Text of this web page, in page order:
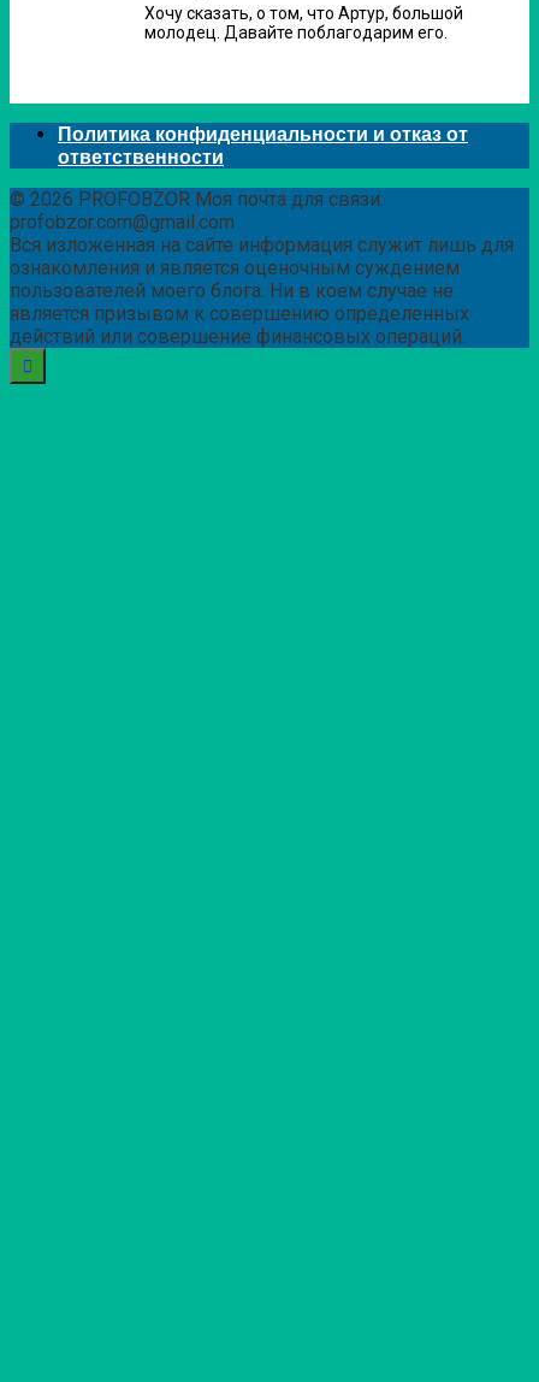
Хочу сказать, о том, что Артур, большой
молодец. Давайте поблагодарим его.
Политика конфиденциальности и отказ от
ответственности
© 2026 PROFOBZOR Моя почта для связи:
profobzor.com@gmail.com
Вся изложенная на сайте информация служит лишь для
ознакомления и является оценочным суждением
пользователей моего блога. Ни в коем случае не
является призывом к совершению определенных
действий или совершение финансовых операций.